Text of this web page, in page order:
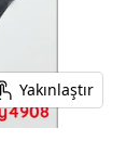
Yakınlaştır